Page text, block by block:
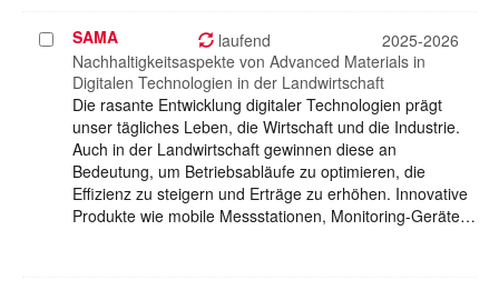
Projekt
auswählen
SAMA laufend
2025-2026
Nachhaltigkeitsaspekte von Advanced Materials in
Digitalen Technologien in der Landwirtschaft
Die rasante Entwicklung digitaler Technologien prägt
unser tägliches Leben, die Wirtschaft und die Industrie.
Auch in der Landwirtschaft gewinnen diese an
Bedeutung, um Betriebsabläufe zu optimieren, die
Effizienz zu steigern und Erträge zu erhöhen. Innovative
Produkte wie mobile Messstationen, Monitoring-Geräte…